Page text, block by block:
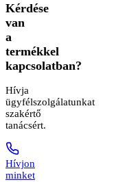
Kérdése
van
a
termékkel
kapcsolatban?
Hívja
ügyfélszolgálatunkat
szakértő
tanácsért.
Hívjon
minket